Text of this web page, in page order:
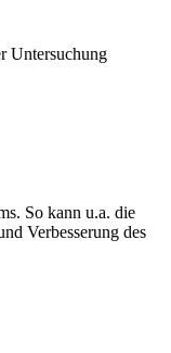
Untersuchung
So kann u.a. die
Verbesserung des